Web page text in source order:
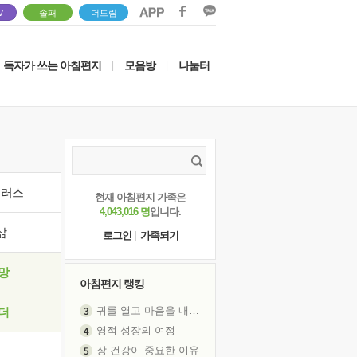
솔패 더드림
독자가 쓰는 아침편지 모음방 나눔터
스
현재 아침편지 가족은
4,043,016 명입니다.
로그인
가족되기
아침편지 랭킹
귀를 열고 마음을 내어주고
영적 성장의 여정
장 건강이 중요한 이유